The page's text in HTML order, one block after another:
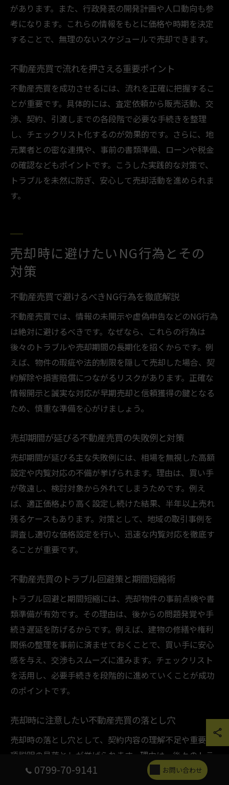
があります。また、行政発表の開発計画や人口動向も参
考になります。これらの情報をもとに価格や時期を決定
することで、無理のないスケジュールで売却できます。
不動産売買で流れを押さえる重要ポイント
不動産売買を成功させるには、流れを正確に把握するこ
とが重要です。具体的には、査定依頼から販売活動、交
渉、契約、引渡しまでの各段階で必要な手続きを整理
し、チェックリスト化するのが効果的です。さらに、地
元業者との密な連携や、事前の書類準備、ローンや税金
の確認などもポイントです。こうした実践的な対策で、
トラブルを未然に防ぎ、安心して売却活動を進められま
す。
売却時に避けたいNG行為とその
対策
不動産売買で避けるべきNG行為を徹底解説
不動産売買では、情報の未開示や虚偽申告などのNG行為
は絶対に避けるべきです。なぜなら、これらの行為は
後々のトラブルや売却期間の長期化を招くからです。例
えば、物件の瑕疵や法的制限を隠して売却した場合、契
約解除や損害賠償につながるリスクがあります。正確な
情報開示と誠実な対応が早期売却と信頼獲得の鍵となる
ため、慎重な準備を心がけましょう。
売却期間が延びる不動産売買の失敗例と対策
売却期間が延びる主な失敗例には、相場を無視した高額
設定や内覧対応の不備が挙げられます。理由は、買い手
が敬遠し、検討対象から外れてしまうためです。例え
ば、適正価格より高く設定し続けた結果、半年以上売れ
残るケースもあります。対策として、地域の取引事例を
調査し適切な価格設定を行い、迅速な内覧対応を徹底す
ることが重要です。
不動産売買のトラブル回避策と期間短縮術
トラブル回避と期間短縮には、売却物件の事前点検や書
類準備が有効です。その理由は、後からの問題発覚や手
続き遅延を防げるからです。例えば、建物の修繕や権利
関係の整理を事前に済ませておくことで、買い手に安心
感を与え、交渉もスムーズに進みます。チェックリスト
を活用し、必要手続きを段階的に進めていくことが成功
のポイントです。
売却時に注意したい不動産売買の落とし穴
売却時の落とし穴として、契約内容の理解不足や重要事
項説明の見落としが挙げられます。理由は、後々のトラ
ブルや損失につながるためです。例えば、契約解除条件
0799-70-9141 お問い合わせ